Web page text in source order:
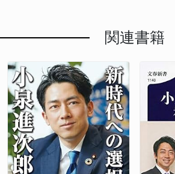
関連書籍